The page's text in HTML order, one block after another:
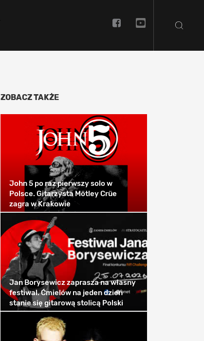
ZOBACZ TAKŻE
John 5 po raz pierwszy solo w
Polsce. Gitarzysta Mötley Crüe
zagra w Krakowie
Jan Borysewicz zaprasza na własny
festiwal. Ćmielów na jeden dzień
stanie się gitarową stolicą Polski